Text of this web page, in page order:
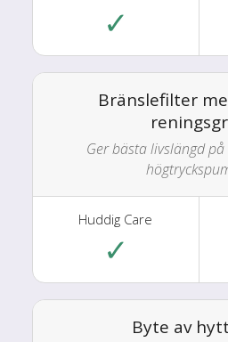
✓
Bränslefilter
Ger bästa livslängd
✓
Byte av